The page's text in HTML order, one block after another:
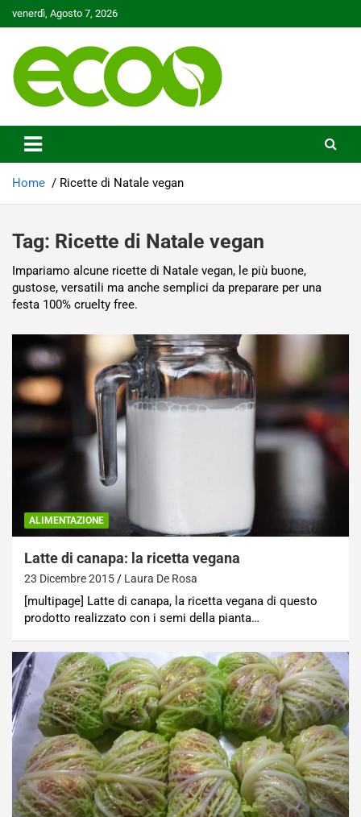
to
venerdì, Agosto 7, 2026
Ecoo.it
Home Ricette di Natale vegan
Tag: Ricette di Natale vegan
Impariamo alcune ricette di Natale vegan, le più buone,
gustose, versatili ma anche semplici da preparare per una
festa 100% cruelty free.
ALIMENTAZIONE
Latte di canapa: la ricetta vegana
23 Dicembre 2015 Laura De Rosa
[multipage] Latte di canapa, la ricetta vegana di questo
prodotto realizzato con i semi della pianta…